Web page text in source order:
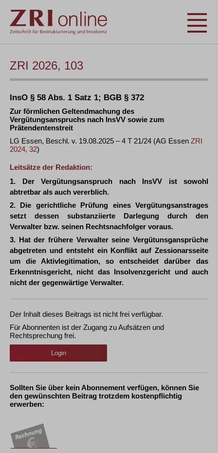
ZRI 2026, 103
InsO § 58 Abs. 1 Satz 1; BGB § 372
Zur förmlichen Geltendmachung des
Vergütungsanspruchs nach InsVV sowie zum
Prätendentenstreit
LG Essen, Beschl. v. 19.08.2025 – 4 T 21/24 (AG Essen ZRI
2024, 32)
Leitsätze der Redaktion:
1. Der Vergütungsanspruch nach InsVV ist sowohl
abtretbar als auch vererblich.
2. Die gerichtliche Prüfung eines Vergütungsanstrages
setzt dessen substanziierte Darlegung durch den
Verwalter bzw. seinen Rechtsnachfolger voraus.
3. Hat der frühere Verwalter seine Vergütunsgansprüche
abgetreten und entsteht ein Konflikt auf Zessionarsseite
um die Aktivlegitimation, so entscheidet darüber das
Erkenntnisgericht, nicht das Insolvenzgericht und auch
nicht der gegenwärtige Verwalter.
Der Inhalt dieses Beitrags ist nicht frei verfügbar.
Für Abonnenten ist der Zugang zu Aufsätzen und
Rechtsprechung frei.
Login
Sollten Sie über kein Abonnement verfügen, können Sie
den gewünschten Beitrag trotzdem kostenpflichtig
erwerben: